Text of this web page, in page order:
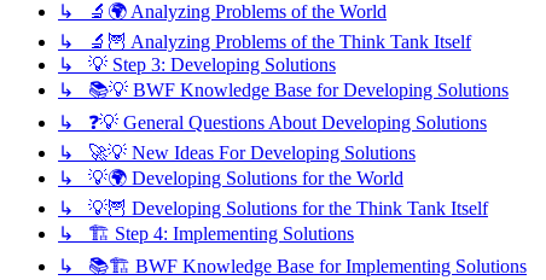
↳ 🔬🌍 Analyzing Problems of the World
↳ 🔬🦉 Analyzing Problems of the Think Tank Itself
↳ 💡 Step 3: Developing Solutions
↳ 📚💡 BWF Knowledge Base for Developing Solutions
↳ ❓💡 General Questions About Developing Solutions
↳ 🚀💡 New Ideas For Developing Solutions
↳ 💡🌍 Developing Solutions for the World
↳ 💡🦉 Developing Solutions for the Think Tank Itself
↳ 🏗️ Step 4: Implementing Solutions
↳ 📚🏗️ BWF Knowledge Base for Implementing Solutions